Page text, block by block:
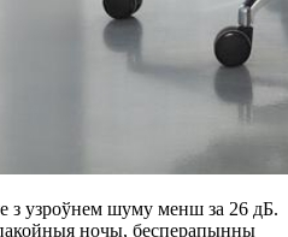
з узроўнем шуму менш за 26 дБ.
ночы, бесперапынны